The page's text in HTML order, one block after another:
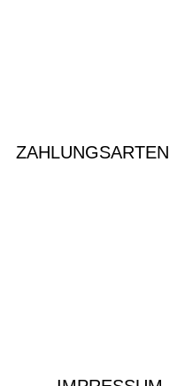
ZAHLUNGSARTEN